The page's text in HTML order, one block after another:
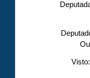
Visto: